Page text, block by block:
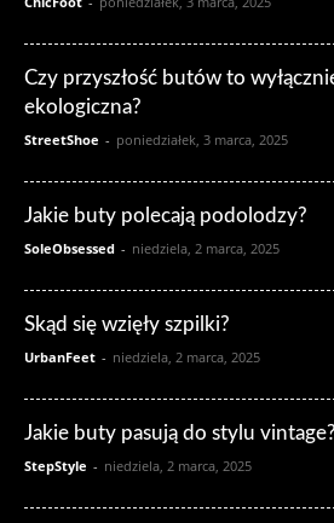
Czy przyszłość butów to
ekologiczna?
StreetShoe - poniedziałek, 3 marca, 2025
Jakie buty polecają podolodzy?
SoleObsessed - niedziela, 2 marca, 2025
Skąd się wzięły szpilki?
UrbanFeet - niedziela, 2 marca, 2025
Jakie buty pasują do stylu vintage?
StepStyle - niedziela, 2 marca, 2025